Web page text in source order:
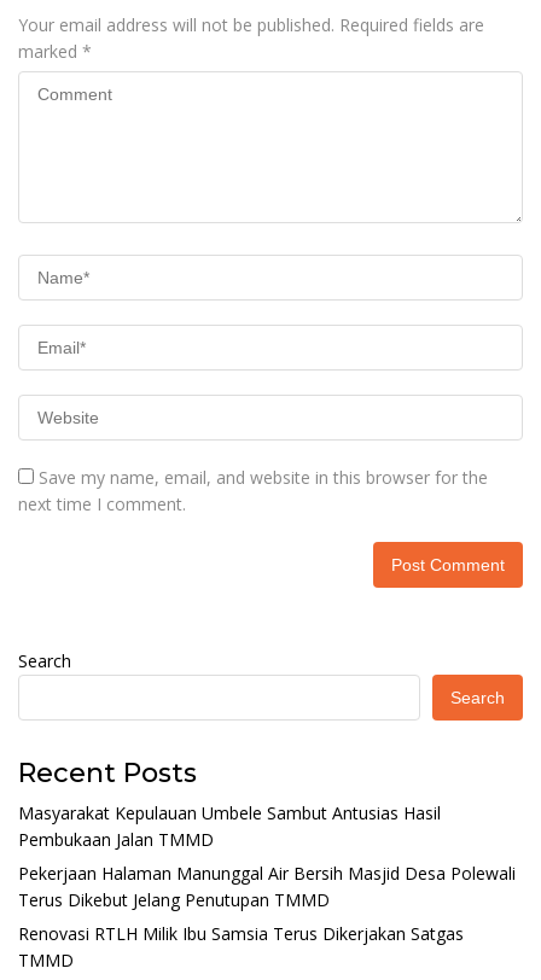
Your email address will not be published. Required fields are
marked *
Save my name, email, and website in this browser for the
next time I comment.
Search
Search
Recent Posts
Masyarakat Kepulauan Umbele Sambut Antusias Hasil
Pembukaan Jalan TMMD
Pekerjaan Halaman Manunggal Air Bersih Masjid Desa Polewali
Terus Dikebut Jelang Penutupan TMMD
Renovasi RTLH Milik Ibu Samsia Terus Dikerjakan Satgas
TMMD